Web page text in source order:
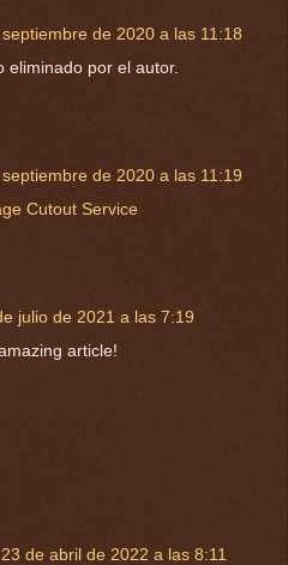
de 2020 a las 11:18
eliminado por el autor.
de 2020 a las 11:19
Cutout Service
julio de 2021 a las 7:19
article!
23 de abril de 2022 a las 8:11